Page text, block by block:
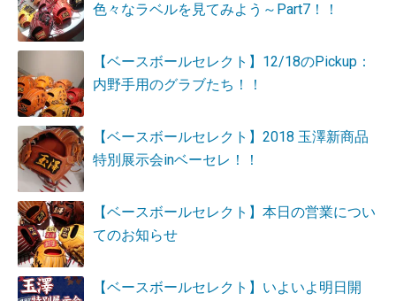
色々なラベルを見てみよう～Part7！！
【ベースボールセレクト】12/18のPickup：
内野手用のグラブたち！！
【ベースボールセレクト】2018 玉澤新商品
特別展示会inベーセレ！！
【ベースボールセレクト】本日の営業につい
てのお知らせ
【ベースボールセレクト】いよいよ明日開